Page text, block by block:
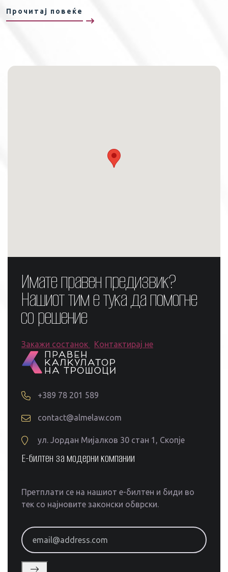
Прочитај повеќе
Имате правен предизвик?
Нашиот тим е тука да помогне
со решение
Закажи состанок Контактирај не
+389 78 201 589
contact@almelaw.com
ул. Јордан Мијалков 30 стан 1, Скопје
Е-билтен за модерни компании
Претплати се на нашиот е-билтен и биди во
тек со најновите законски обврски.
email@address.com